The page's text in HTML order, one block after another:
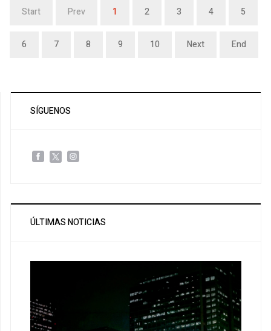
Start Prev 1 2 3 4 5
6 7 8 9 10 Next End
SÍGUENOS
ÚLTIMAS NOTICIAS